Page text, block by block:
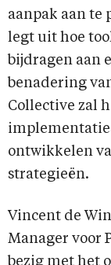
aanpak aan te
legt uit hoe
bijdragen aan
benadering
Collective zal
ontwikkelen
strategieën.
Vincent de
Manager voor
bezig met het